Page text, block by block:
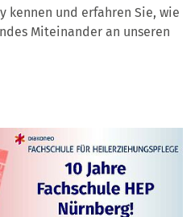
kennen und erfahren Sie, wie
Miteinander an unseren